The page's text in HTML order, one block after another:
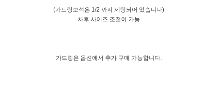
(가드링보석은 1/2 까지 세팅되어 있습니다)
차후 사이즈 조절이 가능
가드링은 옵션에서 추가 구매 가능합니다.